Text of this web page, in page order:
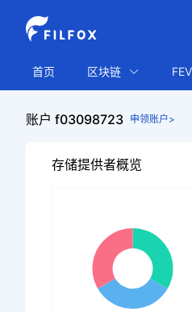
首页 区块链
账户 f03098723 申领账户>
存储提供者概览